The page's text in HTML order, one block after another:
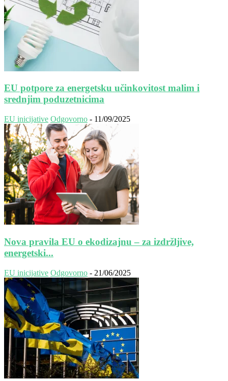
EU potpore za energetsku učinkovitost malim i
srednjim poduzetnicima
EU inicijative Odgovorno - 11/09/2025
Nova pravila EU o ekodizajnu – za izdržljive,
energetski...
EU inicijative Odgovorno - 21/06/2025